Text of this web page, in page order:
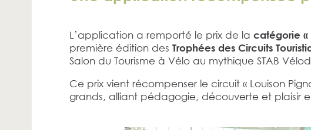
L’application a remporté le prix de la catégorie «
première édition des Trophées des Circuits
Salon du Tourisme à Vélo au mythique STAB
Ce prix vient récompenser le circuit « Louison
grands, alliant pédagogie, découverte et plaisir